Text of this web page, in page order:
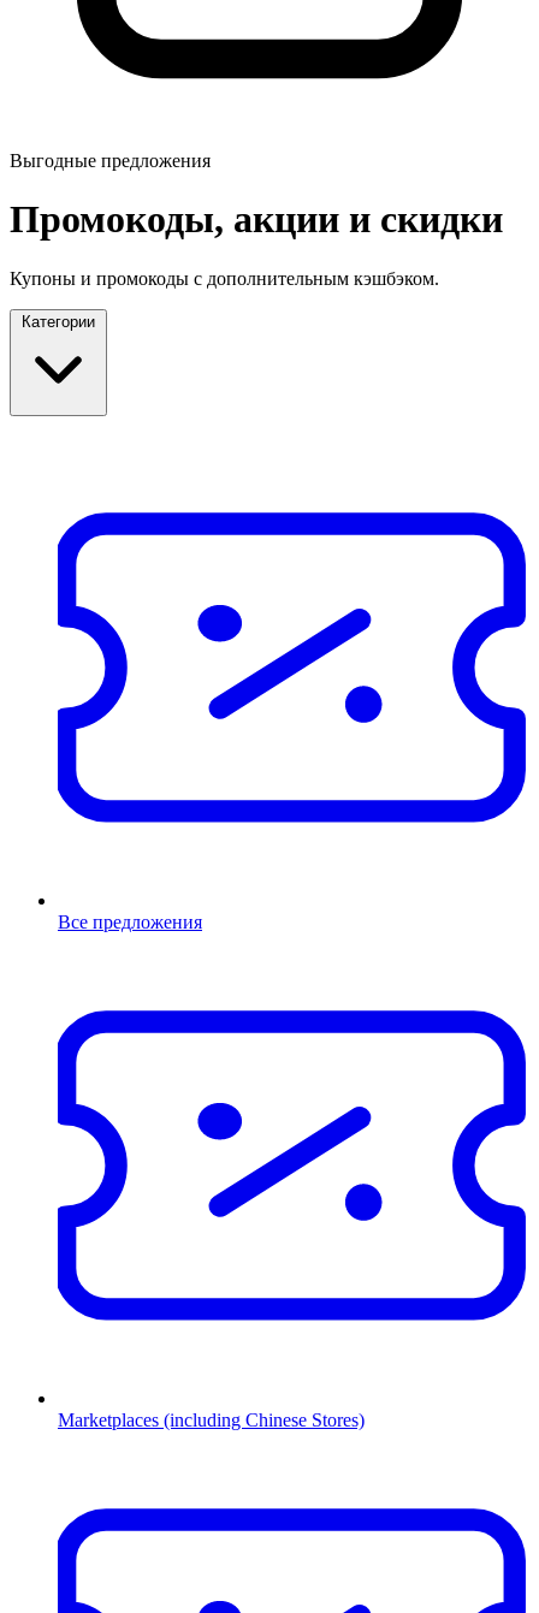
Выгодные предложения
Промокоды, акции и скидки
Купоны и промокоды с дополнительным кэшбэком.
Категории
Все предложения
Marketplaces (including Chinese Stores)